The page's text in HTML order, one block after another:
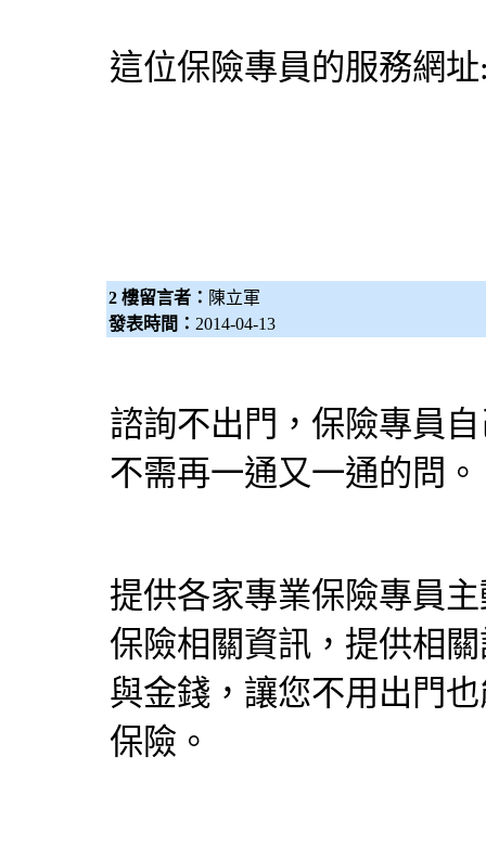
這位保險專員的服務網
2 樓留言者： 陳立軍
發表時間： 2014-04-13
諮詢不出門， 保險專員
不需再一通又一通的問。
提供各家專業保險專員
保險相關資訊，提供相
與金錢，讓您不用出門
保險。